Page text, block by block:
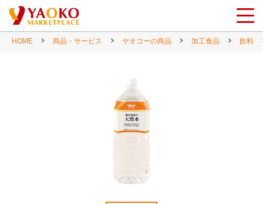
HOME 商品・サービス ヤオコーの商品 加工食品 飲料